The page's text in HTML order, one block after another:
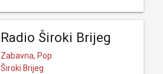
Radio Široki Brijeg
Zabavna, Pop
Široki Brijeg